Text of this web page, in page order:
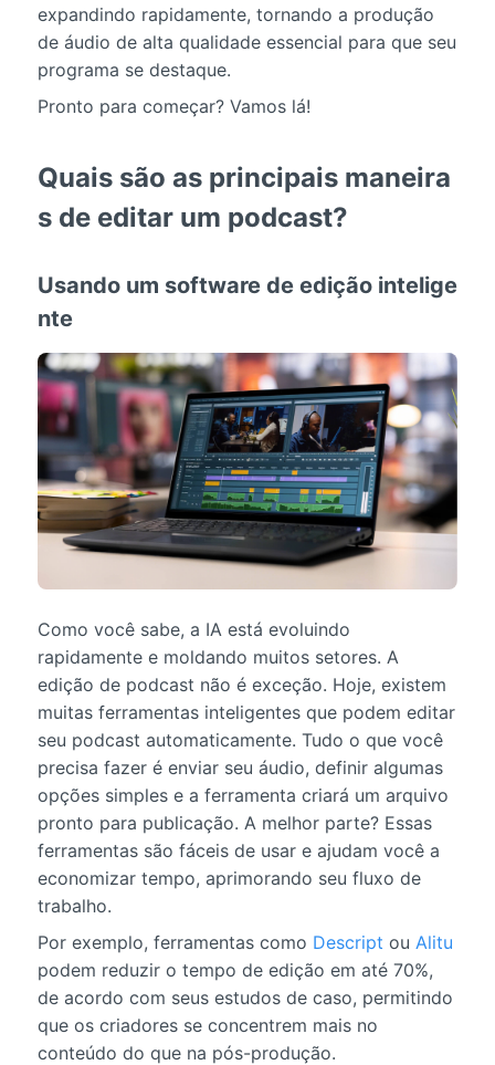
expandindo rapidamente, tornando a produção
de áudio de alta qualidade essencial para que seu
programa se destaque.
Pronto para começar? Vamos lá!
Quais são as principais maneira
s de editar um podcast?
Usando um software de edição intelige
nte
Como você sabe, a IA está evoluindo
rapidamente e moldando muitos setores. A
edição de podcast não é exceção. Hoje, existem
muitas ferramentas inteligentes que podem editar
seu podcast automaticamente. Tudo o que você
precisa fazer é enviar seu áudio, definir algumas
opções simples e a ferramenta criará um arquivo
pronto para publicação. A melhor parte? Essas
ferramentas são fáceis de usar e ajudam você a
economizar tempo, aprimorando seu fluxo de
trabalho.
Por exemplo, ferramentas como Descript ou Alitu
podem reduzir o tempo de edição em até 70%,
de acordo com seus estudos de caso, permitindo
que os criadores se concentrem mais no
conteúdo do que na pós-produção.